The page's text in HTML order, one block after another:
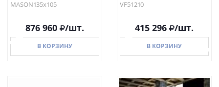
MASON135х105
876 960 /шт.
В КОРЗИНУ
VF51210
415 296 /шт.
В КОРЗИНУ